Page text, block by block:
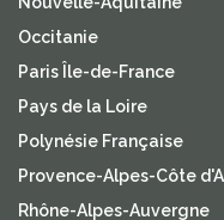
Occitanie
Paris Île-de-France
Pays de la Loire
Polynésie Française
Provence-Alpes-Côte
Rhône-Alpes-Auvergne